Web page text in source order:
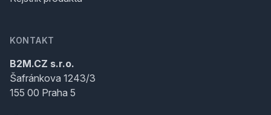
KONTAKT
B2M.CZ s.r.o.
Šafránkova 1243/3
155 00 Praha 5